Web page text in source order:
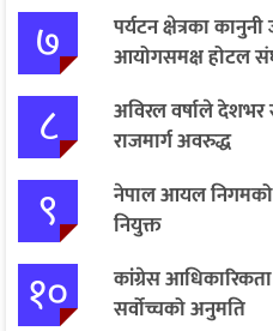
७
पर्यटन क्षेत्रका
आयोगसमक्ष होटल
८
अविरल वर्षाले देशभर
राजमार्ग अवरुद्ध
९
नेपाल आयल निगमको
नियुक्त
१०
कांग्रेस
सर्वोच्चको अनुमति